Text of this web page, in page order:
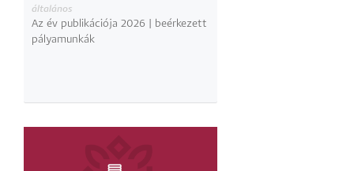
általános
Az év publikációja 2026 | beérkezett
pályamunkák